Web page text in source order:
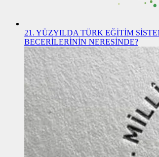
21. YÜZYILDA TÜRK EĞİTİM
BECERİLERİNİN NERESİNDE?